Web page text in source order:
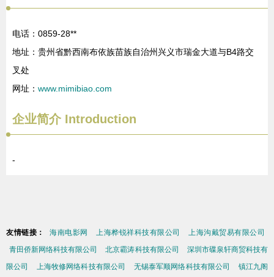
电话：0859-28**
地址：贵州省黔西南布依族苗族自治州兴义市瑞金大道与B4路交
叉处
网址： www.mimibiao.com
企业简介Introduction
-
友情链接： 海南电影网 上海桦锐祥科技有限公司
上海沟戴贸易有限公司
青田侨新网络科技有限公司
北京霸涛科技有限公司
深圳市碟泉轩商贸科技有
限公司
上海牧修网络科技有限公司 无锡泰军顺网络科技有限公司
镇江九阁